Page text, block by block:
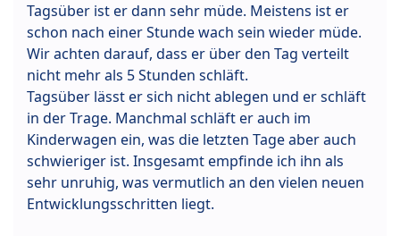
Tagsüber ist er dann sehr müde. Meistens ist er
schon nach einer Stunde wach sein wieder müde.
Wir achten darauf, dass er über den Tag verteilt
nicht mehr als 5 Stunden schläft.
Tagsüber lässt er sich nicht ablegen und er schläft
in der Trage. Manchmal schläft er auch im
Kinderwagen ein, was die letzten Tage aber auch
schwieriger ist. Insgesamt empfinde ich ihn als
sehr unruhig, was vermutlich an den vielen neuen
Entwicklungsschritten liegt.